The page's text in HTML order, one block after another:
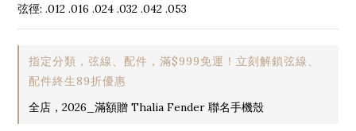
弦徑: .012 .016 .024 .032 .042 .053
指定分類，弦線、配件，滿$999免運！立刻解鎖弦線、
配件終生89折優惠
全店，2026_滿額贈 Thalia Fender 聯名手機殼